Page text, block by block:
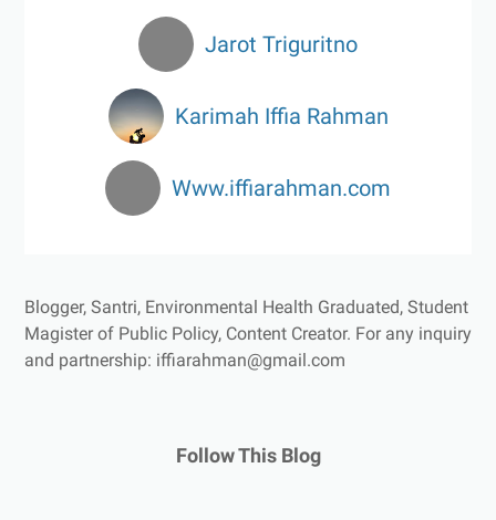
Jarot Triguritno
Karimah Iffia Rahman
Www.iffiarahman.com
Blogger, Santri, Environmental Health Graduated, Student
Magister of Public Policy, Content Creator. For any inquiry
and partnership: iffiarahman@gmail.com
Follow This Blog